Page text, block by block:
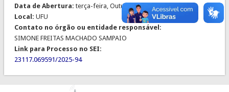
Data de Abertura: terça-feira, Outubro 7, 2025
Local: UFU
Contato no órgão ou entidade responsável:
SIMONE FREITAS MACHADO SAMPAIO
Link para Processo no SEI:
23117.069591/2025-94